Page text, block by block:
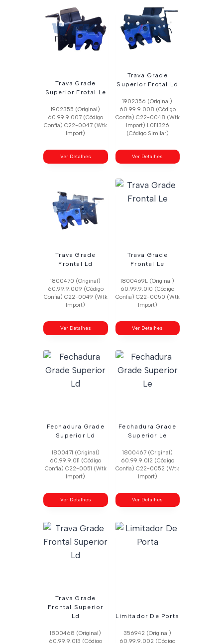
Trava Grade
Superior Frotal Le
1902355 (Original)
60.99.9.007 (Código
Confia) C22-0047 (Wtk
Import)
Ver Detalhes
Trava Grade
Superior Frotal Ld
1902356 (Original)
60.99.9.008 (Código
Confia) C22-0048 (Wtk
Import) L0111326
(Código Similar)
Ver Detalhes
Trava Grade
Frontal Ld
1800470 (Original)
60.99.9.009 (Código
Confia) C22-0049 (Wtk
Import)
Ver Detalhes
Trava Grade
Frontal Le
1800469L (Original)
60.99.9.010 (Código
Confia) C22-0050 (Wtk
Import)
Ver Detalhes
Fechadura Grade
Superior Ld
1800471 (Original)
60.99.9.011 (Código
Confia) C22-0051 (Wtk
Import)
Ver Detalhes
Fechadura Grade
Superior Le
1800467 (Original)
60.99.9.012 (Código
Confia) C22-0052 (Wtk
Import)
Ver Detalhes
Trava Grade
Frontal Superior
Ld
1800468 (Original)
60.99.9.013 (Código
Limitador De Porta
356942 (Original)
60.99.9.002 (Código